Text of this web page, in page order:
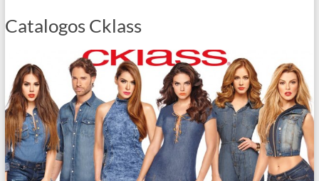
Catalogos Cklass